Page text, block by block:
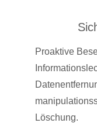
Proaktive
Löschung.